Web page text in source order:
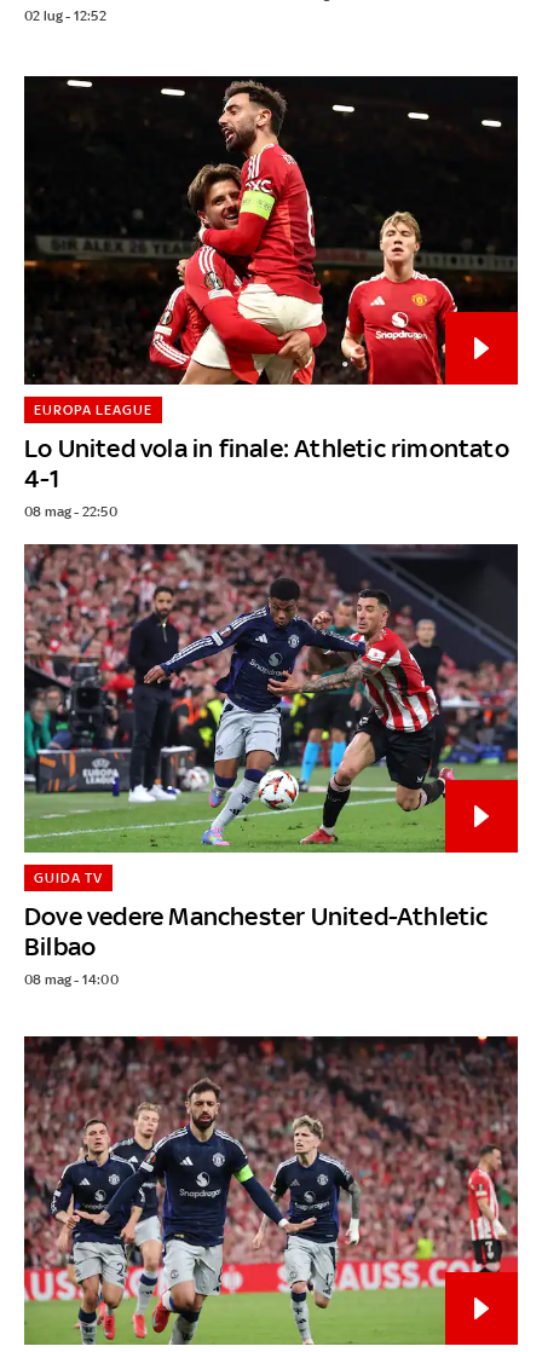
02 lug - 12:52
Lo United vola in finale: Athletic rimontato
4-1
EUROPA LEAGUE
08 mag - 22:50
Dove vedere Manchester United-Athletic
Bilbao
GUIDA TV
08 mag - 14:00